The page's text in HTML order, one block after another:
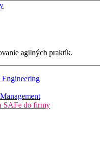
agilných praktík.
SAFe do firmy